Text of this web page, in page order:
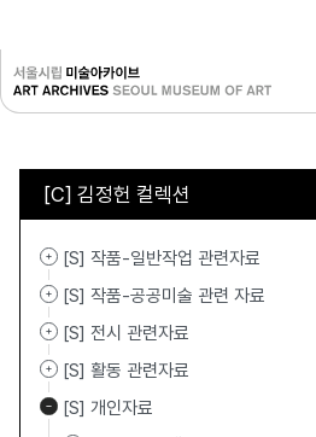
[C] 김정헌 컬렉션
[S] 작품-일반작업 관련자료
[S] 작품-공공미술 관련 자료
[S] 전시 관련자료
[S] 활동 관련자료
[S] 개인자료